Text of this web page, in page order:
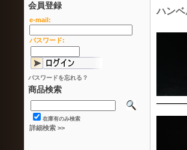
会員登録
e-mail:
パスワード:
パスワードを忘れる？
商品検索
在庫有のみ検索
詳細検索 >>
ハン